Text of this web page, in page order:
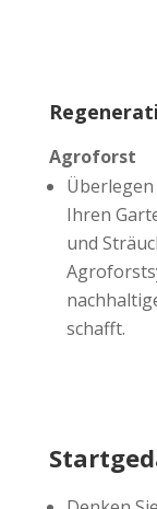
Agroforst
Ihren
und
schafft.